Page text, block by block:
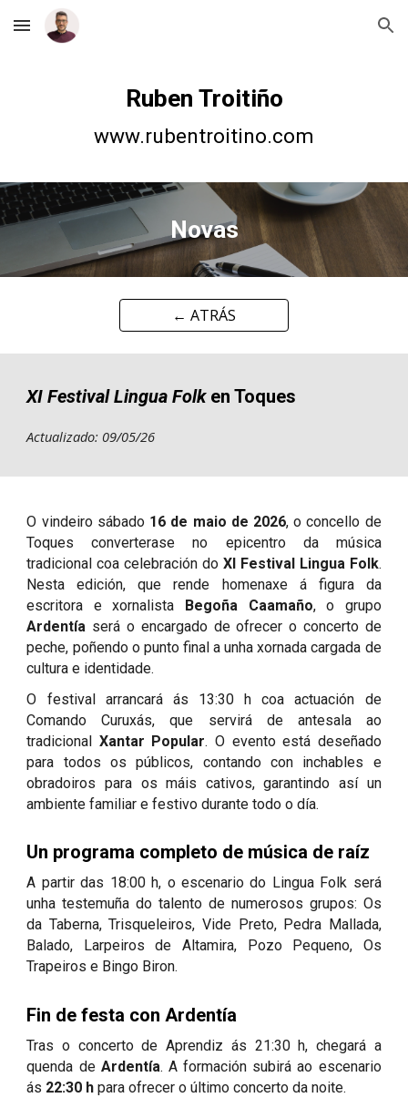
Skip to main content Skip to navigation
Ruben Troitiño
www.rubentroitino.com
Novas
← ATRÁS
XI Festival Lingua Folk en Toques
Actualizado: 09/05/26
O vindeiro sábado 16 de maio de 2026, o concello de
Toques converterase no epicentro da música
tradicional coa celebración do XI Festival Lingua Folk.
Nesta edición, que rende homenaxe á figura da
escritora e xornalista Begoña Caamaño, o grupo
Ardentía será o encargado de ofrecer o concerto de
peche, poñendo o punto final a unha xornada cargada de
cultura e identidade.
O festival arrancará ás 13:30 h coa actuación de
Comando Curuxás, que servirá de antesala ao
tradicional Xantar Popular. O evento está deseñado
para todos os públicos, contando con inchables e
obradoiros para os máis cativos, garantindo así un
ambiente familiar e festivo durante todo o día.
Un programa completo de música de raíz
A partir das 18:00 h, o escenario do Lingua Folk será
unha testemuña do talento de numerosos grupos: Os
da Taberna, Trisqueleiros, Vide Preto, Pedra Mallada,
Balado, Larpeiros de Altamira, Pozo Pequeno, Os
Trapeiros e Bingo Biron.
Fin de festa con Ardentía
Tras o concerto de Aprendiz ás 21:30 h, chegará a
quenda de Ardentía. A formación subirá ao escenario
ás 22:30 h para ofrecer o último concerto da noite.